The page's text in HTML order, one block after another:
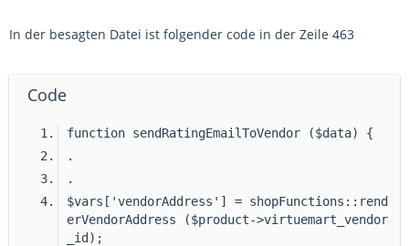
In der besagten Datei ist folgender code in der Zeile 463
Code
function sendRatingEmailToVendor ($data) {
.
.
$vars['vendorAddress'] = shopFunctions::rend
erVendorAddress ($product->virtuemart_vendor
_id);